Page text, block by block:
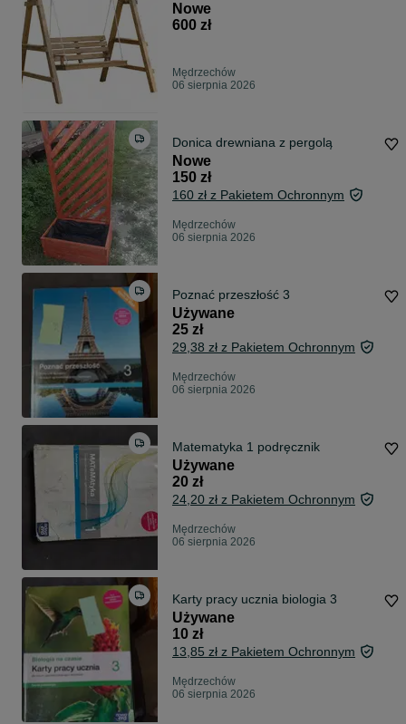
Nowe
600 zł
Mędrzechów
06 sierpnia 2026
Donica drewniana z pergolą
Nowe
150 zł
160 zł z Pakietem Ochronnym
Mędrzechów
06 sierpnia 2026
Poznać przeszłość 3
Używane
25 zł
29,38 zł z Pakietem Ochronnym
Mędrzechów
06 sierpnia 2026
Matematyka 1 podręcznik
Używane
20 zł
24,20 zł z Pakietem Ochronnym
Mędrzechów
06 sierpnia 2026
Karty pracy ucznia biologia 3
Używane
10 zł
13,85 zł z Pakietem Ochronnym
Mędrzechów
06 sierpnia 2026